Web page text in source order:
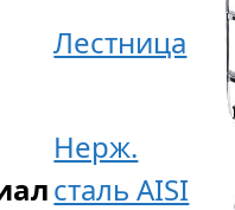
Лестница
Нерж.
сталь AISI